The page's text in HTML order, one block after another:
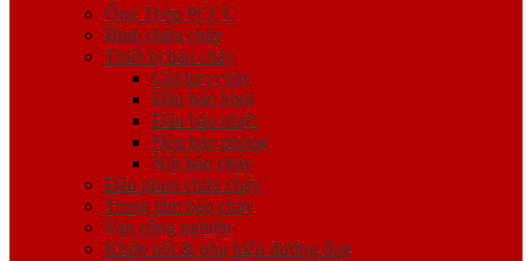
Ống Thép PCCC
Bình chữa cháy
Thiết bị báo cháy
Còi báo cháy
Đầu báo khói
Đầu báo nhiệt
Đèn báo phòng
Nút báo cháy
Đầu phun chữa cháy
Trung tâm báo cháy
Van công nghiệp
Khớp nối & phụ kiện đường ống